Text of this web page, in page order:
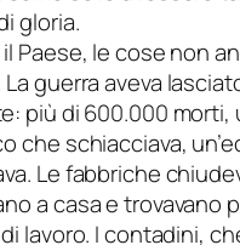
gloria.
Paese, le cose non
La guerra aveva
più di 600.000 morti,
che schiacciava,
Le fabbriche
a casa e trovavano
lavoro. I contadini,